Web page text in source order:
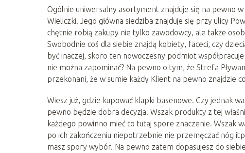
Ogólnie uniwersalny asortyment znajduje się na pewno w
Wieliczki. Jego główna siedziba znajduje się przy ulicy
chętnie robią zakupy nie tylko zawodowcy, ale także
Swobodnie coś dla siebie znajdą kobiety, faceci, czy
być inaczej, skoro ten nowoczesny podmiot
nie można zapominać? Na pewno o tym, że Strefa
przekonani, że w sumie każdy Klient na pewno znajdzie
Wiesz już, gdzie kupować klapki basenowe. Czy jednak
pewno będzie dobra decyzja. Wszak produkty z tej
każdego powinno mieć to tutaj spore znaczenie.
po ich zakończeniu niepotrzebnie nie przemęczać nóg
masz spory wybór. Na pewno zatem dopasujesz do